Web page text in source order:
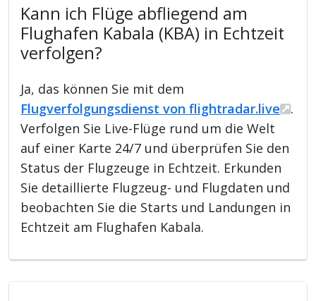
Kann ich Flüge abfliegend am
Flughafen Kabala (KBA) in Echtzeit
verfolgen?
Ja, das können Sie mit dem
Flugverfolgungsdienst von flightradar.live
.
Verfolgen Sie Live-Flüge rund um die Welt
auf einer Karte 24/7 und überprüfen Sie den
Status der Flugzeuge in Echtzeit. Erkunden
Sie detaillierte Flugzeug- und Flugdaten und
beobachten Sie die Starts und Landungen in
Echtzeit am Flughafen Kabala.